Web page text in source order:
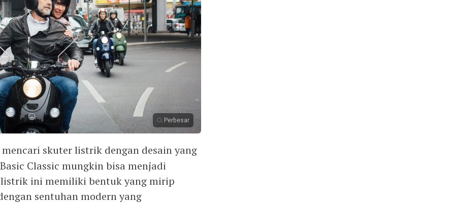
Perbesar
skuter listrik dengan desain yang
Classic mungkin bisa menjadi
ini memiliki bentuk yang mirip
sentuhan modern yang